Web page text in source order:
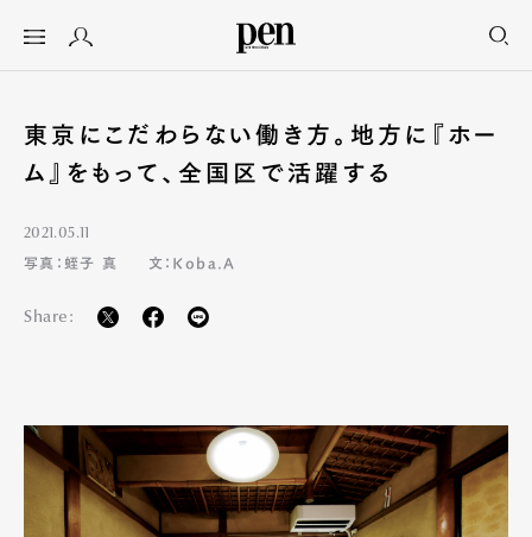
東京にこだわらない働き方。地方に『ホー
ム』をもって、全国区で活躍する
2021.05.11
写真：蛭子 真
文：Koba.A
Share: